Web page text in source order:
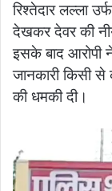
रिश्तेदार लल्ला
देखकर देवर की
इसके बाद आरोपी
जानकारी किसी
की धमकी दी।